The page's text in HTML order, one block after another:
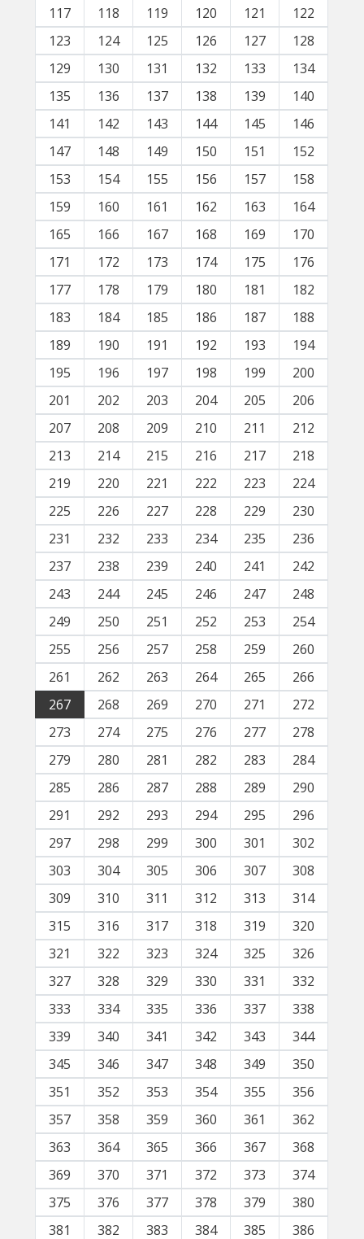
117
118 119 120 121
122
123
124 125 126 127
128
129
130 131 132 133
134
135
136 137 138 139
140
141
142 143 144 145
146
147
148 149 150 151
152
153
154 155 156 157
158
159
160 161 162 163
164
165
166 167 168 169
170
171
172 173 174 175
176
177
178 179 180 181
182
183
184 185 186 187
188
189
190 191 192 193
194
195
196 197 198 199
200
201
202 203 204 205
206
207
208 209 210 211
212
213
214 215 216 217
218
219
220 221 222 223
224
225
226 227 228 229
230
231
232 233 234 235
236
237
238 239 240 241
242
243
244 245 246 247
248
249
250 251 252 253
254
255
256 257 258 259
260
261
262 263 264 265
266
267
268 269 270 271
272
273
274 275 276 277
278
279
280 281 282 283
284
285
286 287 288 289
290
291
292 293 294 295
296
297
298 299 300 301
302
303
304 305 306 307
308
309
310 311 312 313
314
315
316 317 318 319
320
321
322 323 324 325
326
327
328 329 330 331
332
333
334 335 336 337
338
339
340 341 342 343
344
345
346 347 348 349
350
351
352 353 354 355
356
357
358 359 360 361
362
363
364 365 366 367
368
369
370 371 372 373
374
375
376 377 378 379
380
381
382 383 384 385 386